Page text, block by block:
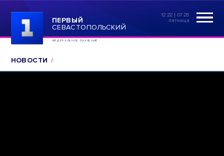
ПЕРВЫЙ
СЕВАСТОПОЛЬСКИЙ
ФЕДЕРАЛЬНОЕ ЗНАЧЕНИЕ
12:22 | 07.26
пятница
НОВОСТИ